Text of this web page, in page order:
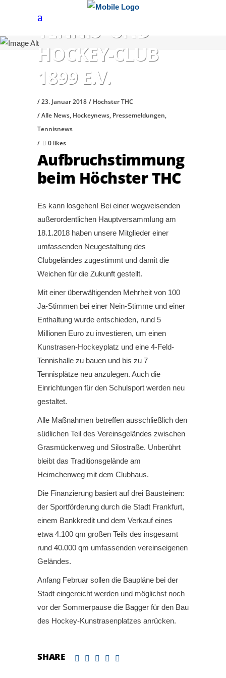
HÖCHSTER
TENNIS- UND
HOCKEY-CLUB
1899 E.V.
23. Januar 2018
Höchster THC
Alle News, Hockeynews, Pressemeldungen,
Tennisnews
0 likes
Aufbruchstimmung
beim Höchster THC
Es kann losgehen! Bei einer wegweisenden
außerordentlichen Hauptversammlung am
18.1.2018 haben unsere Mitglieder einer
umfassenden Neugestaltung des
Clubgeländes zugestimmt und damit die
Weichen für die Zukunft gestellt.
Mit einer überwältigenden Mehrheit von 100
Ja-Stimmen bei einer Nein-Stimme und einer
Enthaltung wurde entschieden, rund 5
Millionen Euro zu investieren, um einen
Kunstrasen-Hockeyplatz und eine 4-Feld-
Tennishalle zu bauen und bis zu 7
Tennisplätze neu anzulegen. Auch die
Einrichtungen für den Schulsport werden neu
gestaltet.
Alle Maßnahmen betreffen ausschließlich den
südlichen Teil des Vereinsgeländes zwischen
Grasmückenweg und Silostraße. Unberührt
bleibt das Traditionsgelände am
Heimchenweg mit dem Clubhaus.
Die Finanzierung basiert auf drei Bausteinen:
der Sportförderung durch die Stadt Frankfurt,
einem Bankkredit und dem Verkauf eines
etwa 4.100 qm großen Teils des insgesamt
rund 40.000 qm umfassenden vereinseigenen
Geländes.
Anfang Februar sollen die Baupläne bei der
Stadt eingereicht werden und möglichst noch
vor der Sommerpause die Bagger für den Bau
des Hockey-Kunstrasenplatzes anrücken.
SHARE